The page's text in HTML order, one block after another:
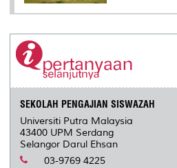
SEKOLAH PENGAJIAN SISWAZAH
Universiti Putra Malaysia
43400 UPM Serdang
Selangor Darul Ehsan
03-9769 4225